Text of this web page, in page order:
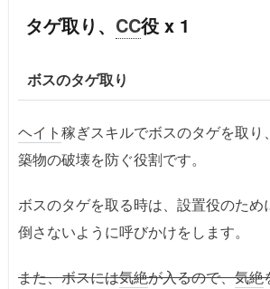
タゲ取り、 CC役 x 1
ボスのタゲ取り
ヘイト稼ぎスキルでボスのタゲを取り
築物の破壊を防ぐ役割です。
ボスのタゲを取る時は、設置役のため
倒さないように呼びかけをします。
また、ボスには気絶が入るので、気絶